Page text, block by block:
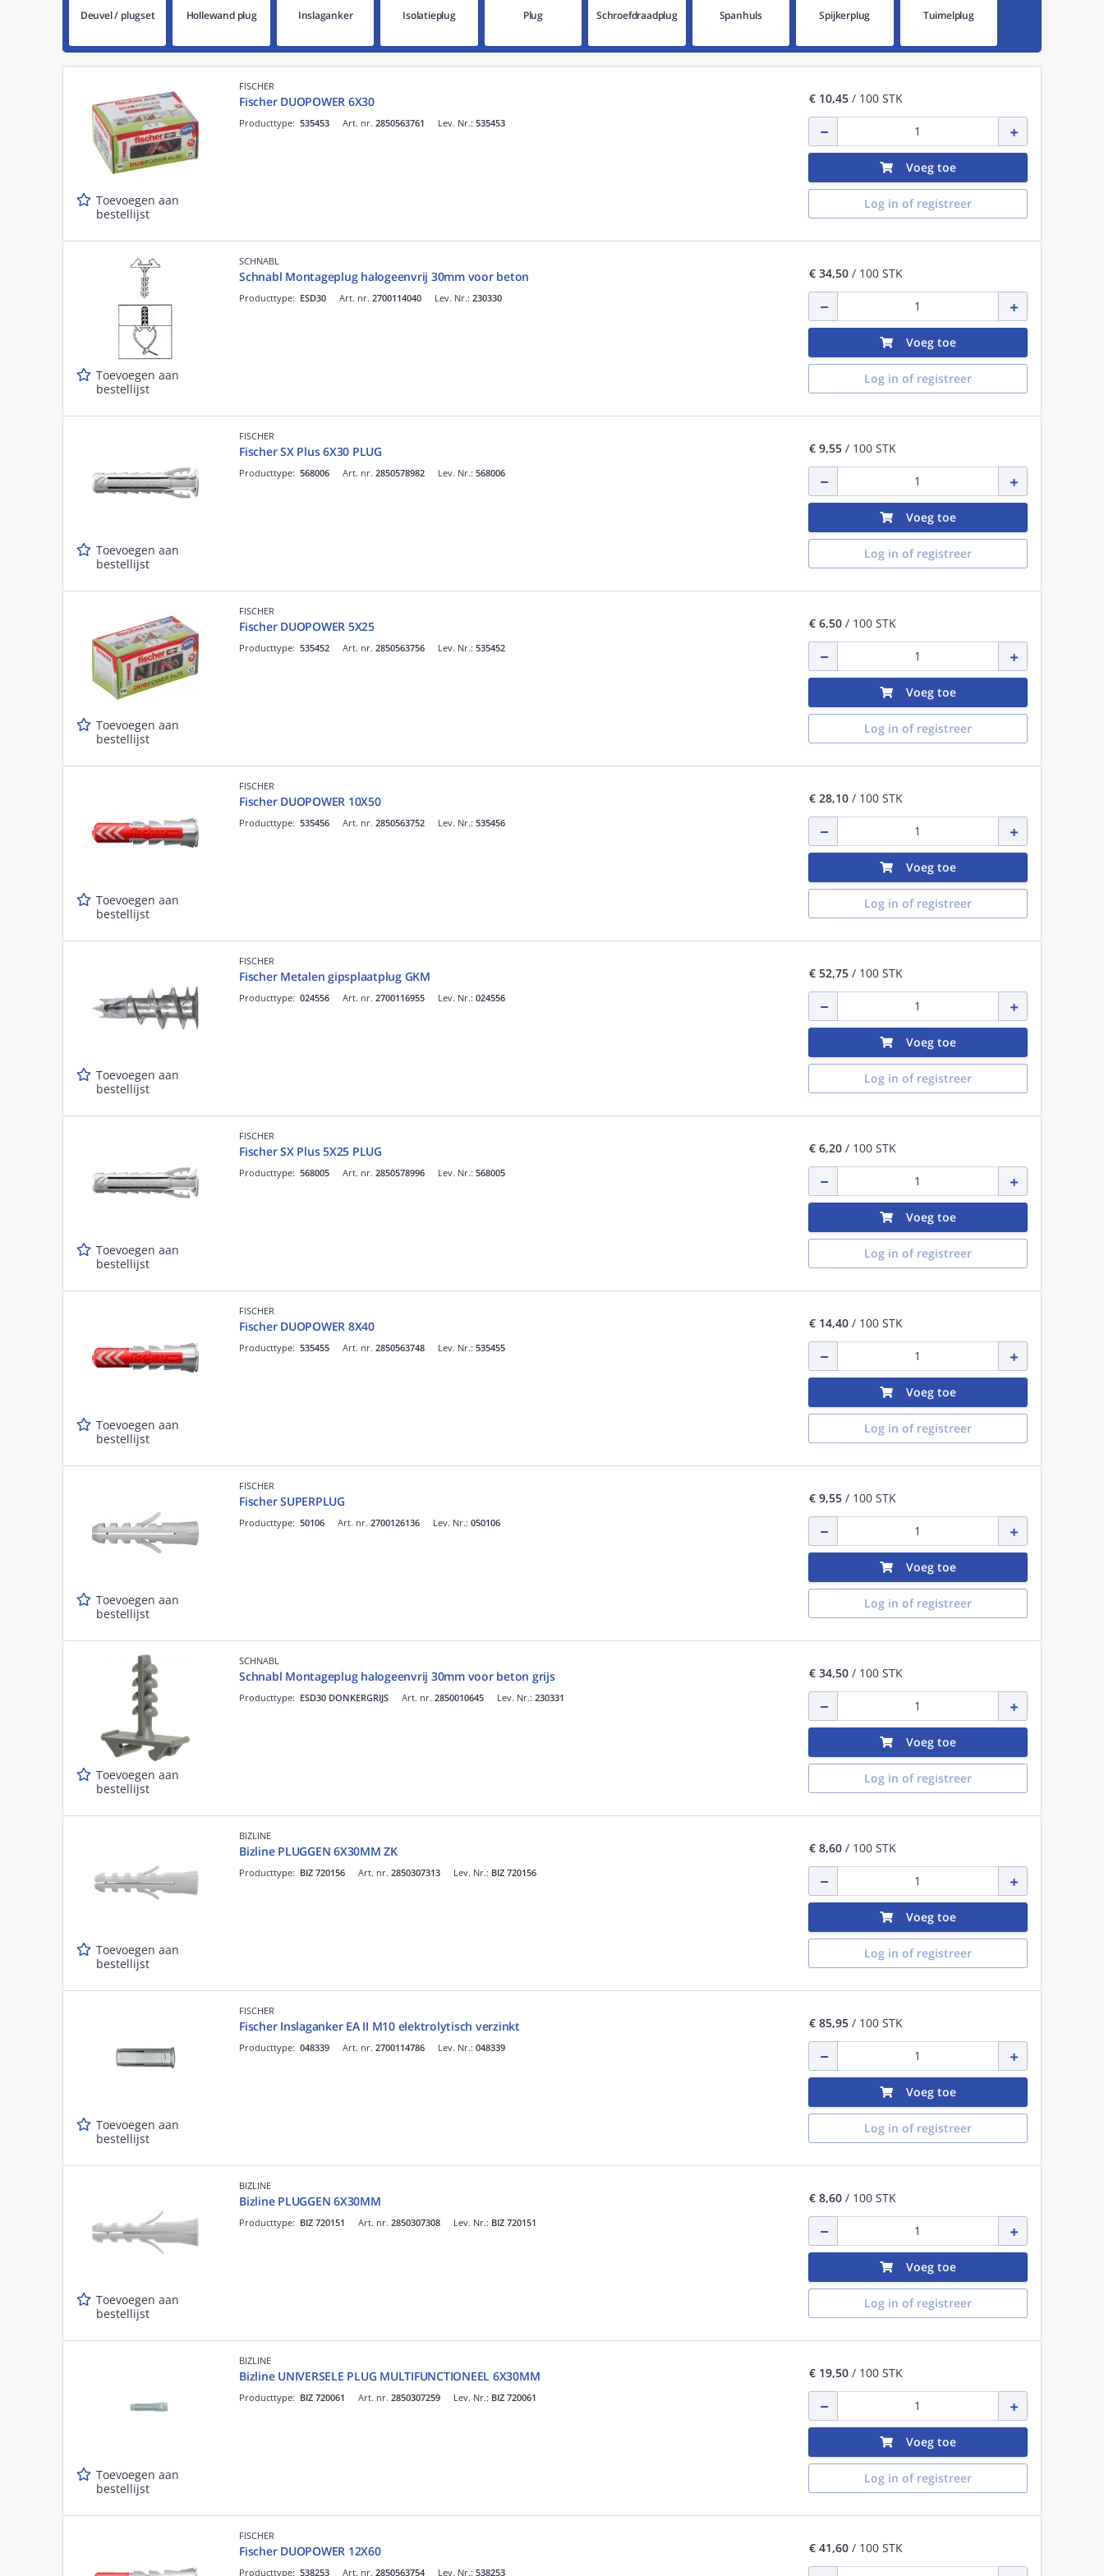
Deuvel / plugset Hollewand plug Inslaganker Isolatieplug Plug Schroefdraadplug Spanhuls Spijkerplug Tuimelplug
Toevoegen aan
bestellijst
FISCHER
Fischer DUOPOWER 6X30
Art. nr. 2850563761
Producttype: 535453 Lev. Nr.: 535453
€ 10,45/ 100 STK
Voeg toe
Log in of registreer
Toevoegen aan
bestellijst
SCHNABL
Schnabl Montageplug halogeenvrij 30mm voor beton
Art. nr. 2700114040
Producttype: ESD30 Lev. Nr.: 230330
€ 34,50/ 100 STK
Voeg toe
Log in of registreer
Toevoegen aan
bestellijst
FISCHER
Fischer SX Plus 6X30 PLUG
Art. nr. 2850578982
Producttype: 568006 Lev. Nr.: 568006
€ 9,55/ 100 STK
Voeg toe
Log in of registreer
Toevoegen aan
bestellijst
FISCHER
Fischer DUOPOWER 5X25
Art. nr. 2850563756
Producttype: 535452 Lev. Nr.: 535452
€ 6,50/ 100 STK
Voeg toe
Log in of registreer
Toevoegen aan
bestellijst
FISCHER
Fischer DUOPOWER 10X50
Art. nr. 2850563752
Producttype: 535456 Lev. Nr.: 535456
€ 28,10/ 100 STK
Voeg toe
Log in of registreer
Toevoegen aan
bestellijst
FISCHER
Fischer Metalen gipsplaatplug GKM
Art. nr. 2700116955
Producttype: 024556 Lev. Nr.: 024556
€ 52,75/ 100 STK
Voeg toe
Log in of registreer
Toevoegen aan
bestellijst
FISCHER
Fischer SX Plus 5X25 PLUG
Art. nr. 2850578996
Producttype: 568005 Lev. Nr.: 568005
€ 6,20/ 100 STK
Voeg toe
Log in of registreer
Toevoegen aan
bestellijst
FISCHER
Fischer DUOPOWER 8X40
Art. nr. 2850563748
Producttype: 535455 Lev. Nr.: 535455
€ 14,40/ 100 STK
Voeg toe
Log in of registreer
Toevoegen aan
bestellijst
FISCHER
Fischer SUPERPLUG
Art. nr. 2700126136
Producttype: 50106 Lev. Nr.: 050106
€ 9,55/ 100 STK
Voeg toe
Log in of registreer
Toevoegen aan
bestellijst
SCHNABL
Schnabl Montageplug halogeenvrij 30mm voor beton grijs
Art. nr. 2850010645
Producttype: ESD30 DONKERGRIJS Lev. Nr.: 230331
€ 34,50/ 100 STK
Voeg toe
Log in of registreer
Toevoegen aan
bestellijst
BIZLINE
Bizline PLUGGEN 6X30MM ZK
Art. nr. 2850307313
Producttype: BIZ 720156 Lev. Nr.: BIZ 720156
€ 8,60/ 100 STK
Voeg toe
Log in of registreer
Toevoegen aan
bestellijst
FISCHER
Fischer Inslaganker EA II M10 elektrolytisch verzinkt
Art. nr. 2700114786
Producttype: 048339 Lev. Nr.: 048339
€ 85,95/ 100 STK
Voeg toe
Log in of registreer
Toevoegen aan
bestellijst
BIZLINE
Bizline PLUGGEN 6X30MM
Art. nr. 2850307308
Producttype: BIZ 720151 Lev. Nr.: BIZ 720151
€ 8,60/ 100 STK
Voeg toe
Log in of registreer
Toevoegen aan
bestellijst
BIZLINE
Bizline UNIVERSELE PLUG MULTIFUNCTIONEEL 6X30MM
Art. nr. 2850307259
Producttype: BIZ 720061 Lev. Nr.: BIZ 720061
€ 19,50/ 100 STK
Voeg toe
Log in of registreer
FISCHER
Fischer DUOPOWER 12X60
Art. nr. 2850563754
Producttype: 538253 Lev. Nr.: 538253
€ 41,60/ 100 STK